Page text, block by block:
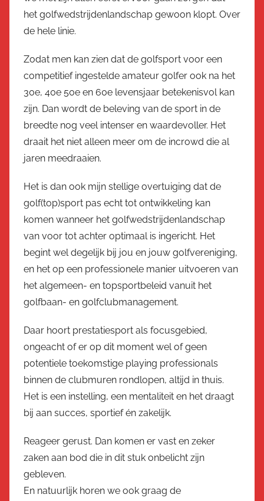
het golfwedstrijdenlandschap gewoon klopt. Over
de hele linie.
Zodat men kan zien dat de golfsport voor een
competitief ingestelde amateur golfer ook na het
30e, 40e 50e en 60e levensjaar betekenisvol kan
zijn. Dan wordt de beleving van de sport in de
breedte nog veel intenser en waardevoller. Het
draait het niet alleen meer om de incrowd die al
jaren meedraaien.
Het is dan ook mijn stellige overtuiging dat de
golf(top)sport pas echt tot ontwikkeling kan
komen wanneer het golfwedstrijdenlandschap
van voor tot achter optimaal is ingericht. Het
begint wel degelijk bij jou en jouw golfvereniging,
en het op een professionele manier uitvoeren van
het algemeen- en topsportbeleid vanuit het
golfbaan- en golfclubmanagement.
Daar hoort prestatiesport als focusgebied,
ongeacht of er op dit moment wel of geen
potentiele toekomstige playing professionals
binnen de clubmuren rondlopen, altijd in thuis.
Het is een instelling, een mentaliteit en het draagt
bij aan succes, sportief én zakelijk.
Reageer gerust. Dan komen er vast en zeker
zaken aan bod die in dit stuk onbelicht zijn
gebleven.
En natuurlijk horen we ook graag de